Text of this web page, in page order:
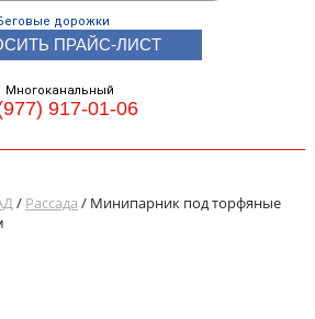
дорожки
ПРАЙС-ЛИСТ
Многоканальный
917-01-06
/ Рассада / Минипарник под торфяные